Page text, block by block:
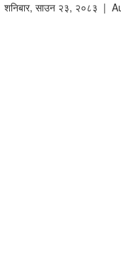
शनिबार, साउन २३, २०८३ |